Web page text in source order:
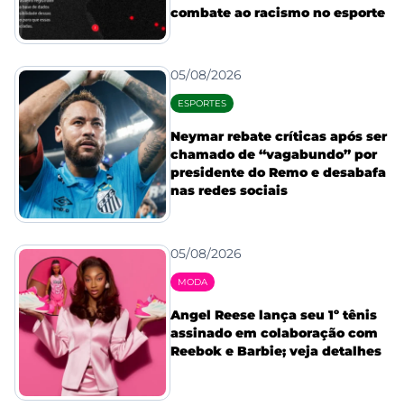
combate ao racismo no esporte
05/08/2026
ESPORTES
Neymar rebate críticas após ser
chamado de “vagabundo” por
presidente do Remo e desabafa
nas redes sociais
05/08/2026
MODA
Angel Reese lança seu 1º tênis
assinado em colaboração com
Reebok e Barbie; veja detalhes